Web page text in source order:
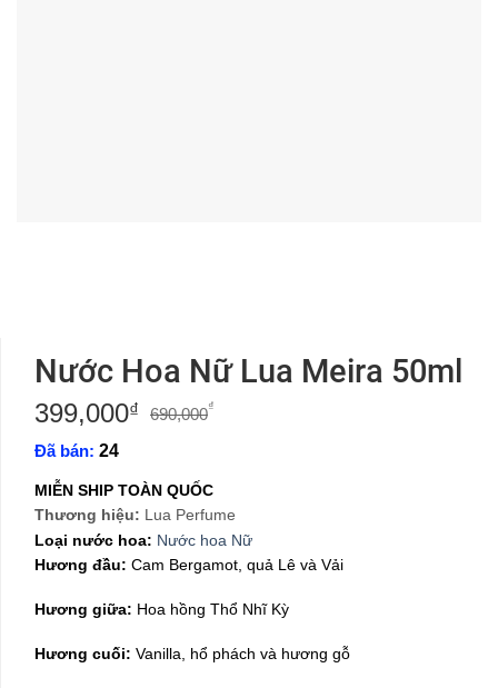
Nước Hoa Nữ Lua Meira 50ml
690,000₫
399,000₫
Đã bán: 24
MIỄN SHIP TOÀN QUỐC
Thương hiệu: Lua Perfume
Loại nước hoa: Nước hoa Nữ
Hương đầu: Cam Bergamot, quả Lê và Vải
Hương giữa: Hoa hồng Thổ Nhĩ Kỳ
Hương cuối: Vanilla, hổ phách và hương gỗ